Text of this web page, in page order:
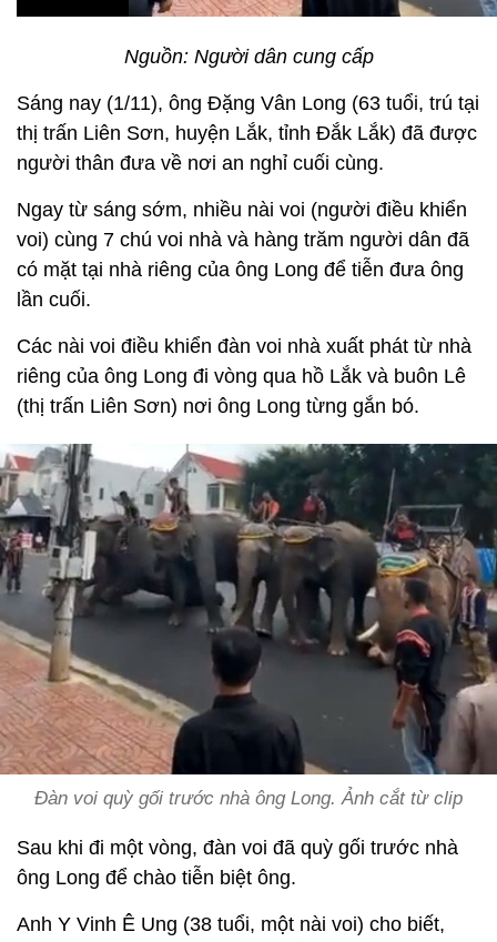
Nguồn: Người dân cung cấp
Sáng nay (1/11), ông Đặng Vân Long (63 tuổi, trú tại
thị trấn Liên Sơn, huyện Lắk, tỉnh Đắk Lắk) đã được
người thân đưa về nơi an nghỉ cuối cùng.
Ngay từ sáng sớm, nhiều nài voi (người điều khiển
voi) cùng 7 chú voi nhà và hàng trăm người dân đã
có mặt tại nhà riêng của ông Long để tiễn đưa ông
lần cuối.
Các nài voi điều khiển đàn voi nhà xuất phát từ nhà
riêng của ông Long đi vòng qua hồ Lắk và buôn Lê
(thị trấn Liên Sơn) nơi ông Long từng gắn bó.
Đàn voi quỳ gối trước nhà ông Long. Ảnh cắt từ clip
Sau khi đi một vòng, đàn voi đã quỳ gối trước nhà
ông Long để chào tiễn biệt ông.
Anh Y Vinh Ê Ung (38 tuổi, một nài voi) cho biết,